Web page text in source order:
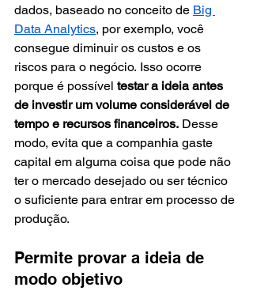
dados, baseado no conceito de Big
Data Analytics, por exemplo, você
consegue diminuir os custos e os
riscos para o negócio. Isso ocorre
porque é possível testar a ideia antes
de investir um volume considerável de
tempo e recursos financeiros. Desse
modo, evita que a companhia gaste
capital em alguma coisa que pode não
ter o mercado desejado ou ser técnico
o suficiente para entrar em processo de
produção.
Permite provar a ideia de
modo objetivo